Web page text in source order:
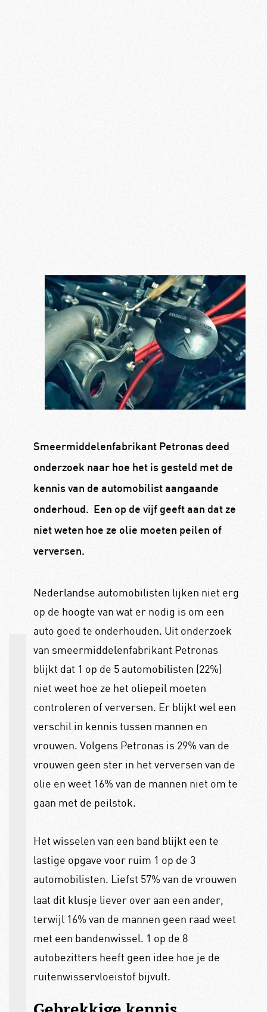
Smeermiddelenfabrikant Petronas deed
onderzoek naar hoe het is gesteld met de
kennis van de automobilist aangaande
onderhoud. Een op de vijf geeft aan dat ze
niet weten hoe ze olie moeten peilen of
verversen.
Nederlandse automobilisten lijken niet erg
op de hoogte van wat er nodig is om een
auto goed te onderhouden. Uit onderzoek
van smeermiddelenfabrikant Petronas
blijkt dat 1 op de 5 automobilisten (22%)
niet weet hoe ze het oliepeil moeten
controleren of verversen. Er blijkt wel een
verschil in kennis tussen mannen en
vrouwen. Volgens Petronas is 29% van de
vrouwen geen ster in het verversen van de
olie en weet 16% van de mannen niet om te
gaan met de peilstok.
Het wisselen van een band blijkt een te
lastige opgave voor ruim 1 op de 3
automobilisten. Liefst 57% van de vrouwen
laat dit klusje liever over aan een ander,
terwijl 16% van de mannen geen raad weet
met een bandenwissel. 1 op de 8
autobezitters heeft geen idee hoe je de
ruitenwisservloeistof bijvult.